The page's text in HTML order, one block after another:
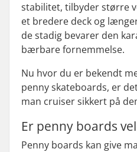
stabilitet, tilbyder større
et bredere deck og
de stadig bevarer den
bærbare fornemmelse.
Nu hvor du er bekendt
penny skateboards, er
man cruiser sikkert på
Er penny boards
Penny boards kan give